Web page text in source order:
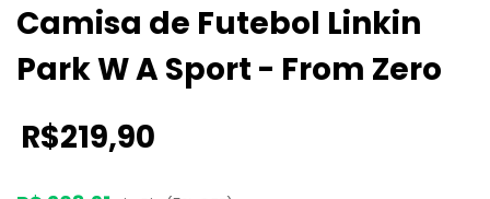
Camisa de Futebol Linkin
Park W A Sport - From Zero
R$219,90